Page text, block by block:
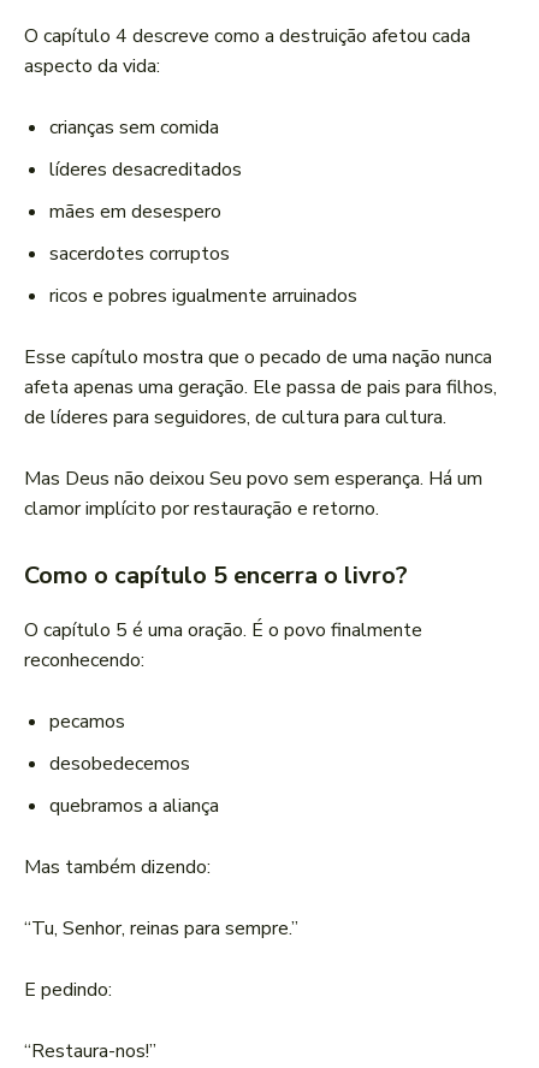
O capítulo 4 descreve como a destruição afetou cada
aspecto da vida:
crianças sem comida
líderes desacreditados
mães em desespero
sacerdotes corruptos
ricos e pobres igualmente arruinados
Esse capítulo mostra que o pecado de uma nação nunca
afeta apenas uma geração. Ele passa de pais para filhos,
de líderes para seguidores, de cultura para cultura.
Mas Deus não deixou Seu povo sem esperança. Há um
clamor implícito por restauração e retorno.
Como o capítulo 5 encerra o livro?
O capítulo 5 é uma oração. É o povo finalmente
reconhecendo:
pecamos
desobedecemos
quebramos a aliança
Mas também dizendo:
“Tu, Senhor, reinas para sempre.”
E pedindo:
“Restaura-nos!”